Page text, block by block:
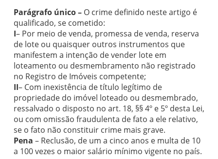
Parágrafo único – O crime definido neste artigo é
qualificado, se cometido:
I– Por meio de venda, promessa de venda, reserva
de lote ou quaisquer outros instrumentos que
manifestem a intenção de vender lote em
loteamento ou desmembramento não registrado
no Registro de Imóveis competente;
II– Com inexistência de título legítimo de
propriedade do imóvel loteado ou desmembrado,
ressalvado o disposto no art. 18, §§ 4º e 5º desta Lei,
ou com omissão fraudulenta de fato a ele relativo,
se o fato não constituir crime mais grave.
Pena – Reclusão, de um a cinco anos e multa de 10
a 100 vezes o maior salário mínimo vigente no país.